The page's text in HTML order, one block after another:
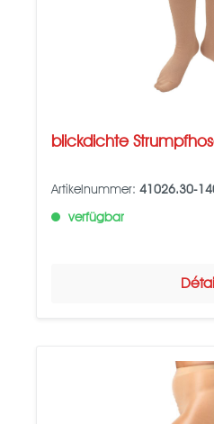
blickdichte
Artikelnummer: 41026.30-
verfügbar